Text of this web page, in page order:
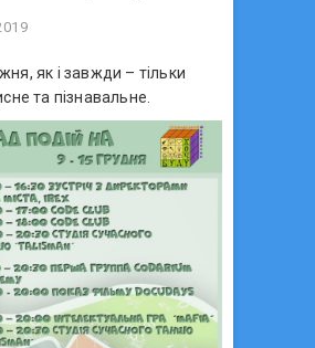
як і завжди – тільки
та пізнавальне.